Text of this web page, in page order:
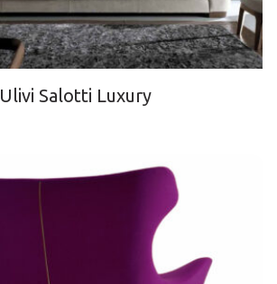
Ulivi Salotti Luxury